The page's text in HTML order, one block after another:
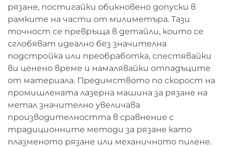
рязане, постигайки обикновено допуски в
рамките на части от милиметъра. Тази
точност се превръща в детайли, които се
сглобяват идеално без значителна
подстройка или преобработка, спестявайки
ви ценено време и намалявайки отпадъците
от материала. Предимството по скорост на
промишлената лазерна машина за рязане на
метал значително увеличава
производителността в сравнение с
традиционните методи за рязане като
плазменото рязане или механичното пилене.